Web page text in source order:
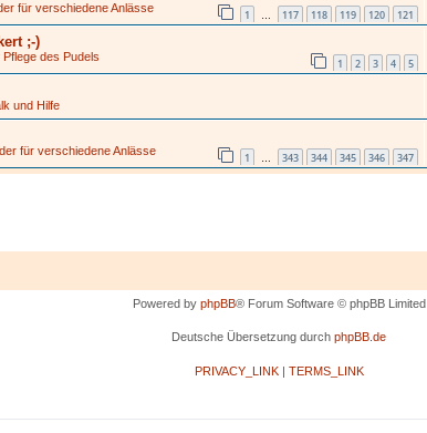
für verschiedene Anlässe 1 … 117 118 119 120 121
;-)
des Pudels 1 2 3 4 5
und Hilfe
für verschiedene Anlässe 1 … 343 344 345 346 347
Powered by phpBB® Forum Software © phpBB Limited
Deutsche Übersetzung durch phpBB.de
PRIVACY_LINK| TERMS_LINK